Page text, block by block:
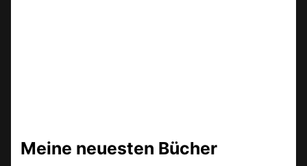
Meine neuesten Bücher